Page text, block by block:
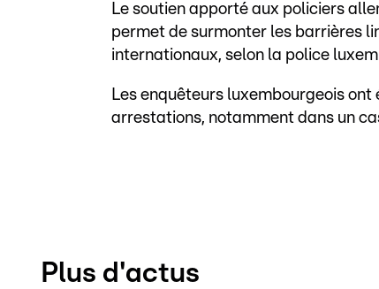
Le soutien apporté aux policiers
permet de surmonter les barrières
internationaux, selon la police
Les enquêteurs luxembourgeois
arrestations, notamment dans un
Plus d'actus